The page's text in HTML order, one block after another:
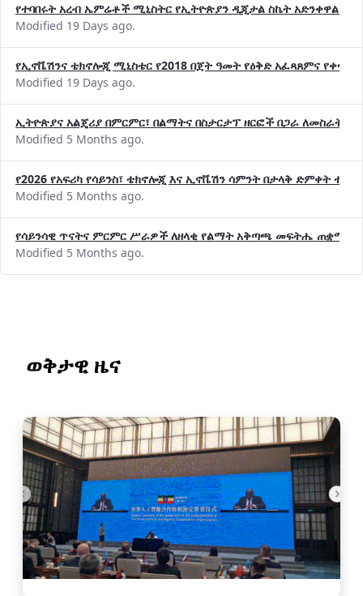
የተባበሩት አረብ ኤምሬቶች ሚኒስትር የኢትዮጵያን ዲጂታል ስኬት አድንቀዋል
Modified 19 Days ago.
የኢኖቬሽንና ቴክኖሎጂ ሚኒስቴር የ2018 በጀት ዓመት የዕቅድ አፈጻጸምና
Modified 19 Days ago.
ኢትዮጵያና አልጄሪያ በምርምር፣ በልማትና በስታርታፕ ዘርፎች በጋራ ለመስራት
Modified 5 Months ago.
የ2026 የአፍሪካ የሳይንስ፣ ቴክኖሎጂ እና ኢኖቬሽን ሳምንት በታላቅ ድምቀት
Modified 5 Months ago.
የሳይንሳዊ ጥናትና ምርምር ሥራዎች ለዘላቂ የልማት አቅጣጫ መፍትሔ ጠቋሚ
Modified 5 Months ago.
ወቅታዊ ዜና